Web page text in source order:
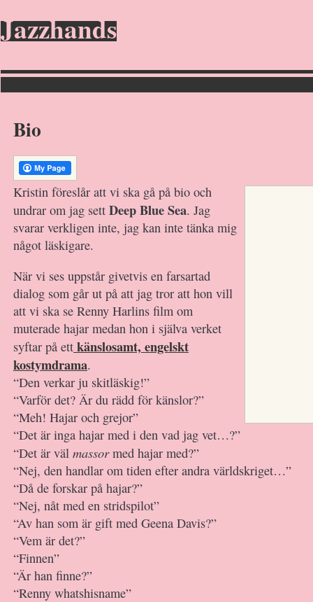
Jazzhands
Bio
Kristin föreslår att vi ska gå på bio och
undrar om jag sett Deep Blue Sea. Jag
svarar verkligen inte, jag kan inte tänka mig
något läskigare.
När vi ses uppstår givetvis en farsartad
dialog som går ut på att jag tror att hon vill
att vi ska se Renny Harlins film om
muterade hajar medan hon i själva verket
syftar på ett känslosamt, engelskt
kostymdrama.
“Den verkar ju skitläskig!”
“Varför det? Är du rädd för känslor?”
“Meh! Hajar och grejor”
“Det är inga hajar med i den vad jag vet…?”
“Det är väl massormed hajar med?”
“Nej, den handlar om tiden efter andra världskriget…”
“Då de forskar på hajar?”
“Nej, nåt med en stridspilot”
“Av han som är gift med Geena Davis?”
“Vem är det?”
“Finnen”
“Är han finne?”
“Renny whatshisname”